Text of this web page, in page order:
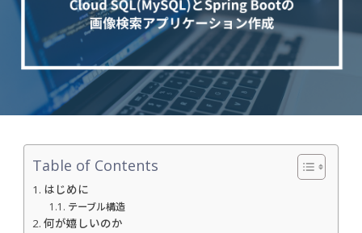
Table of Contents
はじめに
テーブル構造
何が嬉しいのか